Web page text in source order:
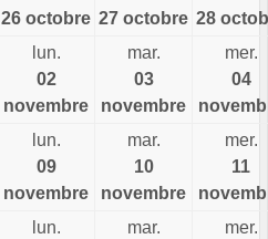
26 octobre 27 octobre 28
lun.
02
novembre
mar.
03
novembre
mer.
04
lun.
09
novembre
mar.
10
novembre
mer.
11
lun.
mar.
mer.